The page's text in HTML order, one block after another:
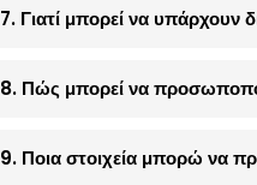
7. Γιατί μπορεί να υπάρχουν
8. Πώς μπορεί να
9. Ποια στοιχεία μπορώ να